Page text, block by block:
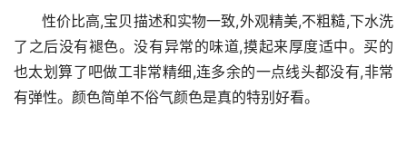
了之后没有褪色。没有异常的味道,摸起来厚度适中。买的
也太划算了吧做工非常精细,连多余的一点线头都没有,非常
有弹性。颜色简单不俗气颜色是真的特别好看。